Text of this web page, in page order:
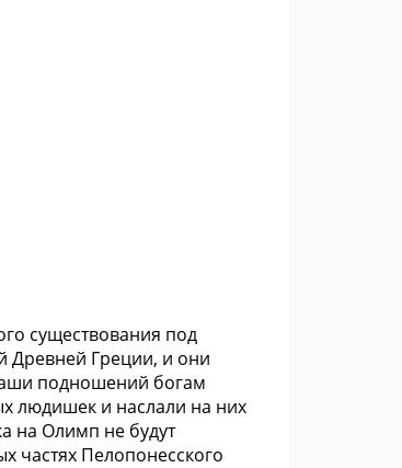
существования под
Древней Греции, и они
подношений богам
людишек и наслали на них
на Олимп не будут
частях Пелопонесского